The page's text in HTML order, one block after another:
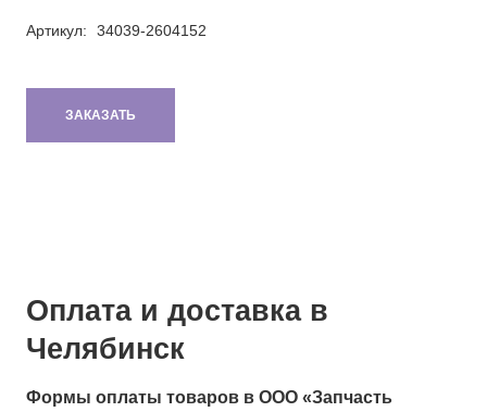
Артикул: 34039-2604152
ЗАКАЗАТЬ
Оплата и доставка в
Челябинск
Формы оплаты товаров в ООО «Запчасть